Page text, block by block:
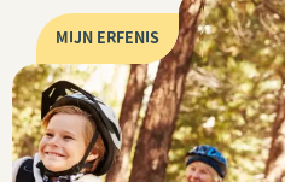
MIJN ERFENIS